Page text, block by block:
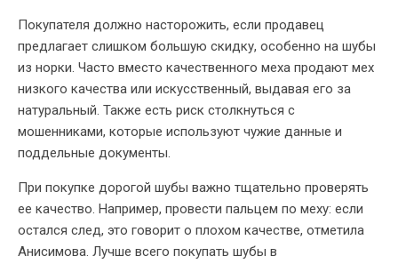
Покупателя должно насторожить, если продавец
предлагает слишком большую скидку, особенно на шубы
из норки. Часто вместо качественного меха продают мех
низкого качества или искусственный, выдавая его за
натуральный. Также есть риск столкнуться с
мошенниками, которые используют чужие данные и
поддельные документы.
При покупке дорогой шубы важно тщательно проверять
ее качество. Например, провести пальцем по меху: если
остался след, это говорит о плохом качестве, отметила
Анисимова. Лучше всего покупать шубы в